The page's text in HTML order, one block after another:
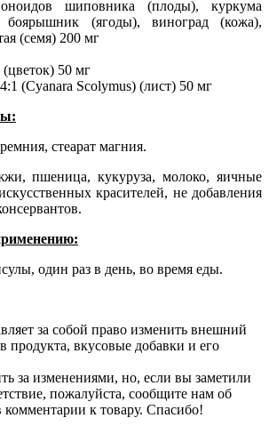
шиповника (плоды), куркума
боярышник (ягоды), виноград (кожа),
(семя) 200 мг
50 мг
(Cyanara Scolymus) (лист) 50 мг
стеарат магния.
пшеница, кукуруза, молоко, яичные
красителей, не добавления
один раз в день, во время еды.
за собой право изменить внешний
продукта, вкусовые добавки и его
за изменениями, но, если вы заметили
пожалуйста, сообщите нам об
к товару. Спасибо!